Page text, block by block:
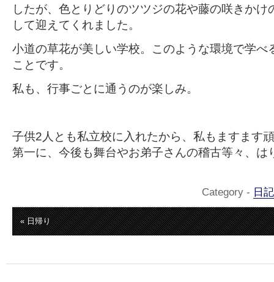
したが、色とりどりのツツジの花や藤の咲きかけ
して迎えてくれました。
小道の草花が美しい学校。このような環境で学べ
ことです。
私も、行事ごとに通うのが楽しみ。
子供2人とも私立校に入れたから、私もますます
第一に、今後も舞台やお弟子さんの稽古等々、は
Category - 日記
« 日帰り